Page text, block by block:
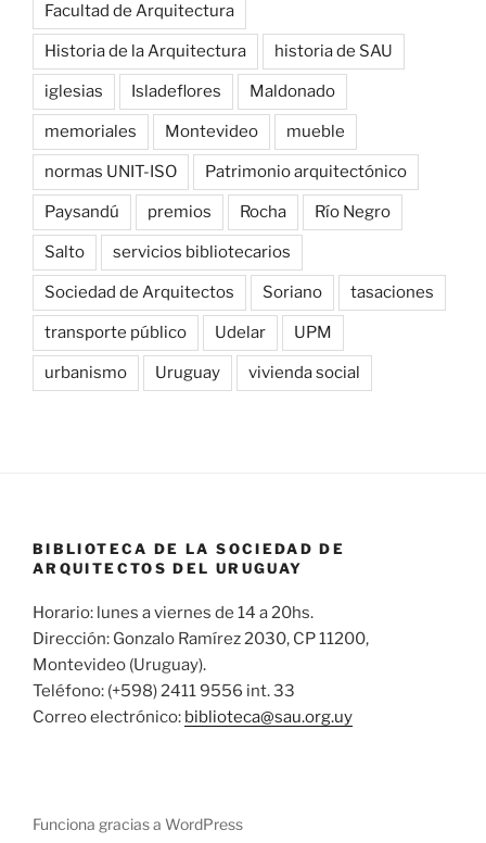
Facultad de Arquitectura
Historia de la Arquitectura historia de SAU
iglesias Isladeflores Maldonado
memoriales Montevideo mueble
normas UNIT-ISO Patrimonio arquitectónico
Paysandú premios Rocha Río Negro
Salto servicios bibliotecarios
Sociedad de Arquitectos Soriano tasaciones
transporte público Udelar UPM
urbanismo Uruguay vivienda social
BIBLIOTECA DE LA SOCIEDAD DE
ARQUITECTOS DEL URUGUAY
Horario: lunes a viernes de 14 a 20hs.
Dirección: Gonzalo Ramírez 2030, CP 11200,
Montevideo (Uruguay).
Teléfono: (+598) 2411 9556 int. 33
Correo electrónico: biblioteca@sau.org.uy
Funciona gracias a WordPress